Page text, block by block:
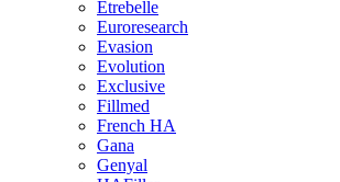
Etrebelle
Euroresearch
Evasion
Evolution
Exclusive
Fillmed
French HA
Gana
Genyal